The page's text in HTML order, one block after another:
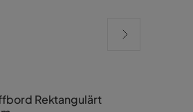
Rektangulärt